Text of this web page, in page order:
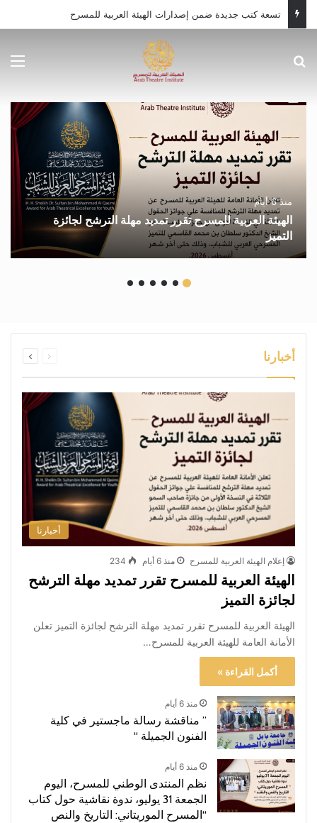
صدور العدد 47 من مجلة المسرح العربي محملاً بالأسئلة الراهنة
منذ 6 أيام
الهيئة العربية للمسرح تقرر تمديد مهلة الترشح لجائزة
التميز
أخبارنا
الصفحة
أخبارنا
إعلام الهيئة العربية للمسرح منذ 6 أيام 234
الهيئة العربية للمسرح تقرر تمديد مهلة الترشح
لجائزة التميز
الهيئة العربية للمسرح تقرر تمديد مهلة الترشح لجائزة التميز تعلن
الأمانة العامة للهيئة العربية للمسرح…
أكمل القراءة »
منذ 6 أيام
” مناقشة رسالة ماجستير في كلية
الفنون الجميلة “
منذ 6 أيام
نظم المنتدى الوطني للمسرح، اليوم
الجمعة 31 يوليو، ندوة نقاشية حول كتاب
“المسرح الموريتاني: التاريخ والنص